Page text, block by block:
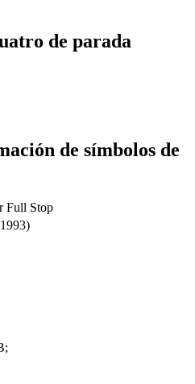
de parada
de símbolos de
Full Stop